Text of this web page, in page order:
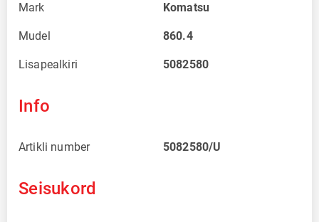
Mark Komatsu
Mudel 860.4
Lisapealkiri 5082580
Info
Artikli number 5082580/U
Seisukord